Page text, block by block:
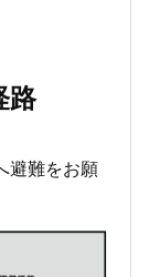
路
避難をお願